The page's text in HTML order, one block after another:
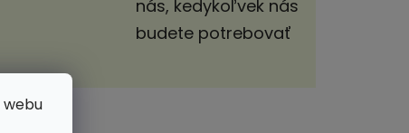
nás, kedykoľvek nás
budete potrebovať